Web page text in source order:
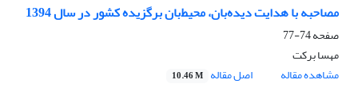
مصاحبه با هدایت دیده‌بان، محیط‌بان برگزیده کشور در سال 1394
صفحه74-77
مهسا برکت
مشاهده مقاله
اصل مقاله 10.46 M